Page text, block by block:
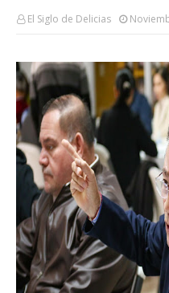
El Siglo de Delicias